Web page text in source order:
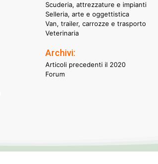
Scuderia, attrezzature e impianti
Selleria, arte e oggettistica
Van, trailer, carrozze e trasporto
Veterinaria
Archivi:
Articoli precedenti il 2020
Forum